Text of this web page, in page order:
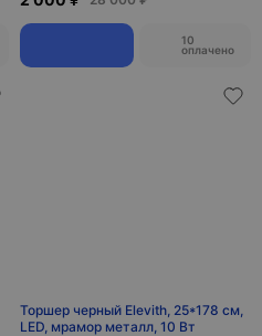
10
оплачено
Торшер черный Elevith, 25*178 см,
LED, мрамор металл, 10 Вт